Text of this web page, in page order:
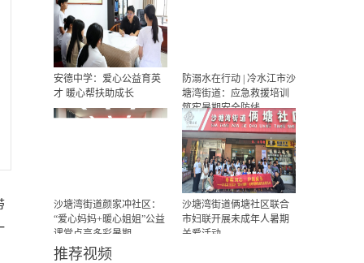
安德中学：爱心公益育英
才 暖心帮扶助成长
防溺水在行动 | 冷水江市沙
塘湾街道：应急救援培训
筑牢暑期安全防线
沙塘湾街道颜家冲社区：
“爱心妈妈+暖心姐姐”公益
课堂点亮多彩暑期
沙塘湾街道俩塘社区联合
市妇联开展未成年人暑期
关爱活动
推荐视频